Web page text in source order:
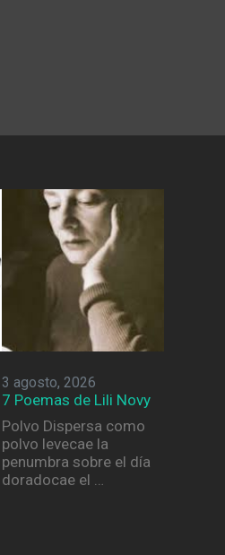
3 agosto, 2026
7 Poemas de Lili Novy
Polvo Dispersa como
polvo levecae la
penumbra sobre el día
doradocae el …